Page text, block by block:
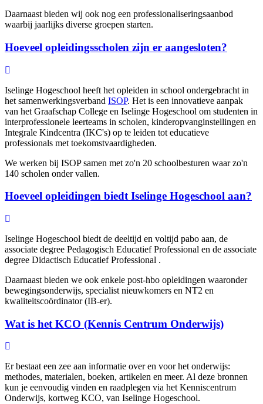
Daarnaast bieden wij ook nog een professionaliseringsaanbod
waarbij jaarlijks diverse groepen starten.
Hoeveel opleidingsscholen zijn er aangesloten?
Iselinge Hogeschool heeft het opleiden in school ondergebracht in
het samenwerkingsverband ISOP. Het is een innovatieve aanpak
van het Graafschap College en Iselinge Hogeschool om studenten in
interprofessionele leerteams in scholen, kinderopvanginstellingen en
Integrale Kindcentra (IKC's) op te leiden tot educatieve
professionals met toekomstvaardigheden.
We werken bij ISOP samen met zo'n 20 schoolbesturen waar zo'n
140 scholen onder vallen.
Hoeveel opleidingen biedt Iselinge Hogeschool aan?
Iselinge Hogeschool biedt de deeltijd en voltijd pabo aan, de
associate degree Pedagogisch Educatief Professional en de associate
degree Didactisch Educatief Professional .
Daarnaast bieden we ook enkele post-hbo opleidingen waaronder
bewegingsonderwijs, specialist nieuwkomers en NT2 en
kwaliteitscoördinator (IB-er).
Wat is het KCO (Kennis Centrum Onderwijs)
Er bestaat een zee aan informatie over en voor het onderwijs:
methodes, materialen, boeken, artikelen en meer. Al deze bronnen
kun je eenvoudig vinden en raadplegen via het Kenniscentrum
Onderwijs, kortweg KCO, van Iselinge Hogeschool.